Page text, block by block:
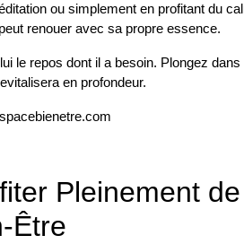
ou simplement en profitant du
renouer avec sa propre essence.
le repos dont il a besoin. Plongez dans
en profondeur.
Pleinement
Être